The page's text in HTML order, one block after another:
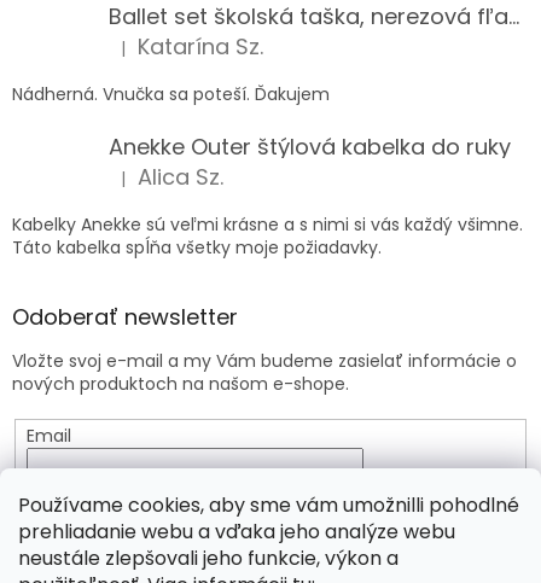
Používame cookies, aby sme vám umožnilli pohodlné
prehliadanie webu a vďaka jeho analýze webu
neustále zlepšovali jeho funkcie, výkon a
Ballet set školská taška, nerezová fľaša a plný peračník s motívom baletky pre dievča
Hodnotenie produktu je 5 z 5 hviezdičiek.
| Katarína Sz.
Nádherná. Vnučka sa poteší. Ďakujem
Anekke Outer štýlová kabelka do ruky
Hodnotenie produktu je 5 z 5 hviezdičiek.
| Alica Sz.
Kabelky Anekke sú veľmi krásne a s nimi si vás každý všimne.
Táto kabelka spĺňa všetky moje požiadavky.
Odoberať newsletter
Vložte svoj e-mail a my Vám budeme zasielať informácie o
nových produktoch na našom e-shope.
Email
osobných údajov
PRIHLÁSIŤ SA